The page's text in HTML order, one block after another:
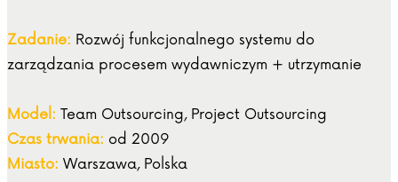
Zadanie: Rozwój funkcjonalnego systemu do
zarządzania procesem wydawniczym + utrzymanie
Model: Team Outsourcing, Project Outsourcing
Czas trwania: od 2009
Miasto: Warszawa, Polska